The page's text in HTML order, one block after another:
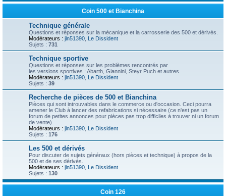
Coin 500 et Bianchina
Technique générale
Questions et réponses sur la mécanique et la carrosserie des 500 et dérivés.
Modérateurs : jln51390 Le Dissident
Sujets : 731
Technique sportive
Questions et réponses sur les problèmes rencontrés par
les versions sportives : Abarth, Giannini, Steyr Puch et autres.
Modérateurs : jln51390 Le Dissident
Sujets : 39
Recherche de pièces de 500 et Bianchina
Pièces qui sont introuvables dans le commerce ou d'occasion. Ceci pourra
amener le Club à lancer des refabrications si nécessaire (ce n'est pas un
forum de petites annonces pour pièces pas trop difficiles à trouver ni un forum
de vente).
Modérateurs : jln51390 Le Dissident
Sujets : 176
Les 500 et dérivés
Pour discuter de sujets généraux (hors pièces et technique) à propos de la
500 et de ses dérivés.
Modérateurs : jln51390 Le Dissident
Sujets : 130
Coin 126